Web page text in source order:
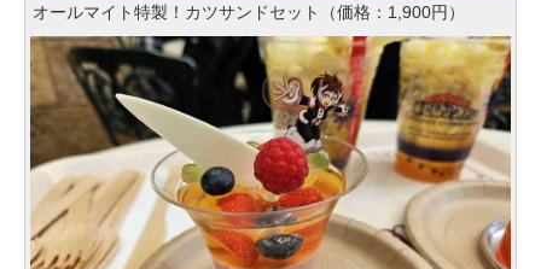
オールマイト特製！カツサンドセット（価格：1,900円）